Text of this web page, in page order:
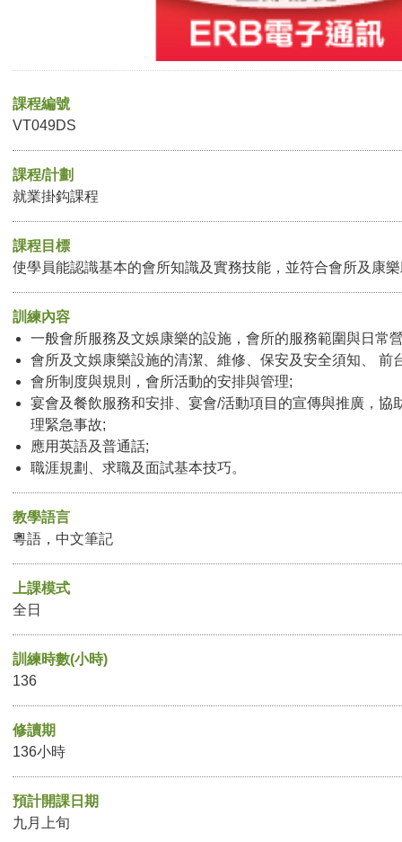
課程編號
VT049DS
課程/計劃
就業掛鈎課程
課程目標
使學員能認識基本的會所知識及實務技能，並符合會所及康
訓練內容
一般會所服務及文娛康樂的設施，會所的服務範圍與日常
會所及文娛康樂設施的清潔、維修、保安及安全須知、 前
會所制度與規則，會所活動的安排與管理;
宴會及餐飲服務和安排、宴會/活動項目的宣傳與推廣，協
理緊急事故;
應用英語及普通話;
職涯規劃、求職及面試基本技巧。
教學語言
粵語，中文筆記
上課模式
全日
訓練時數(小時)
136
修讀期
136小時
預計開課日期
九月上旬